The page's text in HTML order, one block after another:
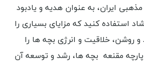
ایران، به عنوان هدیه و یادبود
استفاده کنید که مزایای بسیاری را
خلاقیت و انرژی بچه ها را
مقنعه بچه ها، رشد و توسعه آن